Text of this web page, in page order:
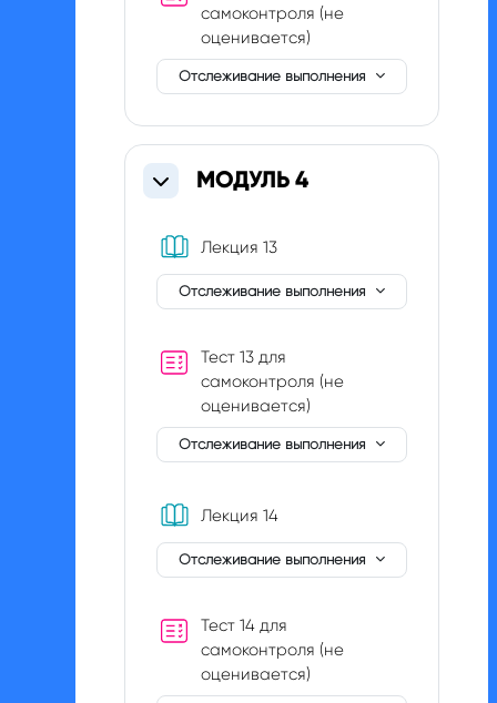
самоконтроля (не
оценивается)
Отслеживание выполнения
СвернутьМОДУЛЬ 4
Лекция 13Книга
Отслеживание выполнения
Тест 13 для
самоконтроля (не
оценивается)
Отслеживание выполнения
Лекция 14Книга
Отслеживание выполнения
Тест 14 для
самоконтроля (не
оценивается)